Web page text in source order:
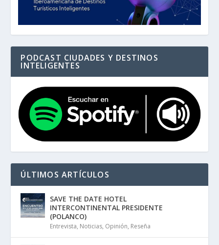
PODCAST CIUDADES Y DESTINOS
INTELIGENTES
ÚLTIMOS ARTÍCULOS
SAVE THE DATE HOTEL
INTERCONTINENTAL PRESIDENTE
(POLANCO)
Entrevista, Noticias, Opinión, Reseña